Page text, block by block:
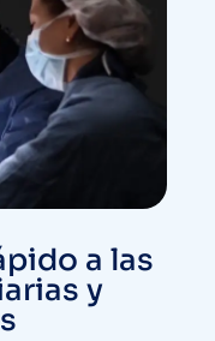
a las
y